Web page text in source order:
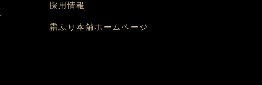
採用情報
霜ふり本舗ホームページ